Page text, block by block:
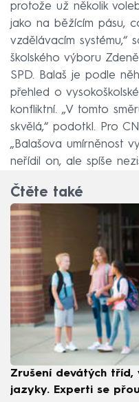
protože už několik
jako na běžícím pásu,
vzdělávacím systému,“
školského výboru
SPD. Balaš je podle
přehled o
konfliktní. „V tomto
skvělá,“ podotkl. Pro
„Balašova umírněnost
neřídil on, ale spíše
Čtěte také
Zrušení devátých
jazyky. Experti se